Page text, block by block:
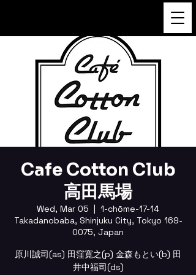
Cafe Cotton Club
高田馬場
Wed, Mar 05
  |
1-chōme-17-14
Takadanobaba, Shinjuku City, Tokyo 169-
0075, Japan
原川誠司(as) 田窪寛之(p) 金森もとい(b) 田